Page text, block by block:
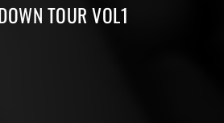
TOUR VOL1